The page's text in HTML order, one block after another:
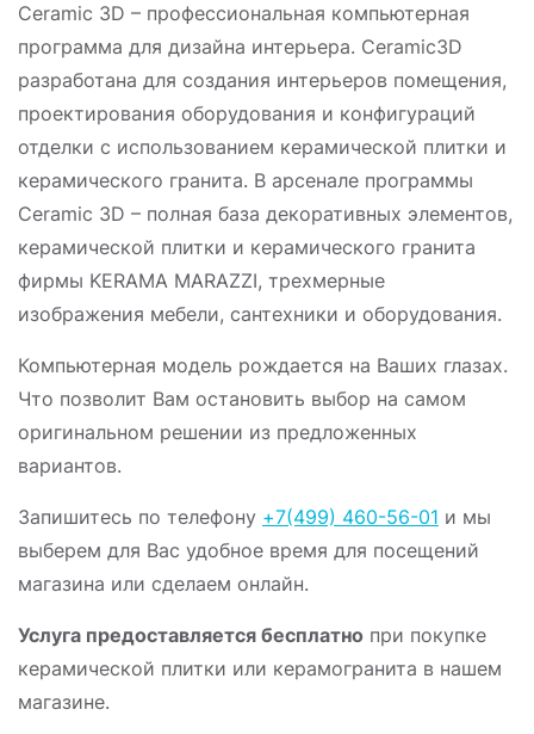
Ceramic 3D – профессиональная компьютерная
программа для дизайна интерьера. Ceramic3D
разработана для создания интерьеров помещения,
проектирования оборудования и конфигураций
отделки с использованием керамической плитки и
керамического гранита. В арсенале программы
Ceramic 3D – полная база декоративных элементов,
керамической плитки и керамического гранита
фирмы KERAMA MARAZZI, трехмерные
изображения мебели, сантехники и оборудования.
Компьютерная модель рождается на Ваших глазах.
Что позволит Вам остановить выбор на самом
оригинальном решении из предложенных
вариантов.
Запишитесь по телефону +7(499) 460-56-01 и мы
выберем для Вас удобное время для посещений
магазина или сделаем онлайн.
Услуга предоставляется бесплатно при покупке
керамической плитки или керамогранита в нашем
магазине.